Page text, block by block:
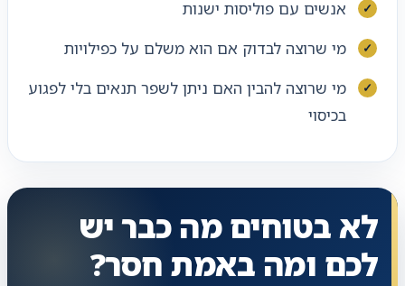
אנשים עם פוליסות ישנות
מי שרוצה לבדוק אם הוא משלם על כפילויות
מי שרוצה להבין האם ניתן לשפר תנאים בלי לפגוע
בכיסוי
לא בטוחים מה כבר יש
לכם ומה באמת חסר?